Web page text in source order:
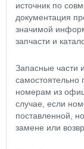
источник по
документация
значимой
запчасти и
Запасные части
самостоятельно
номерам из
случае, если
поставленной,
замене или